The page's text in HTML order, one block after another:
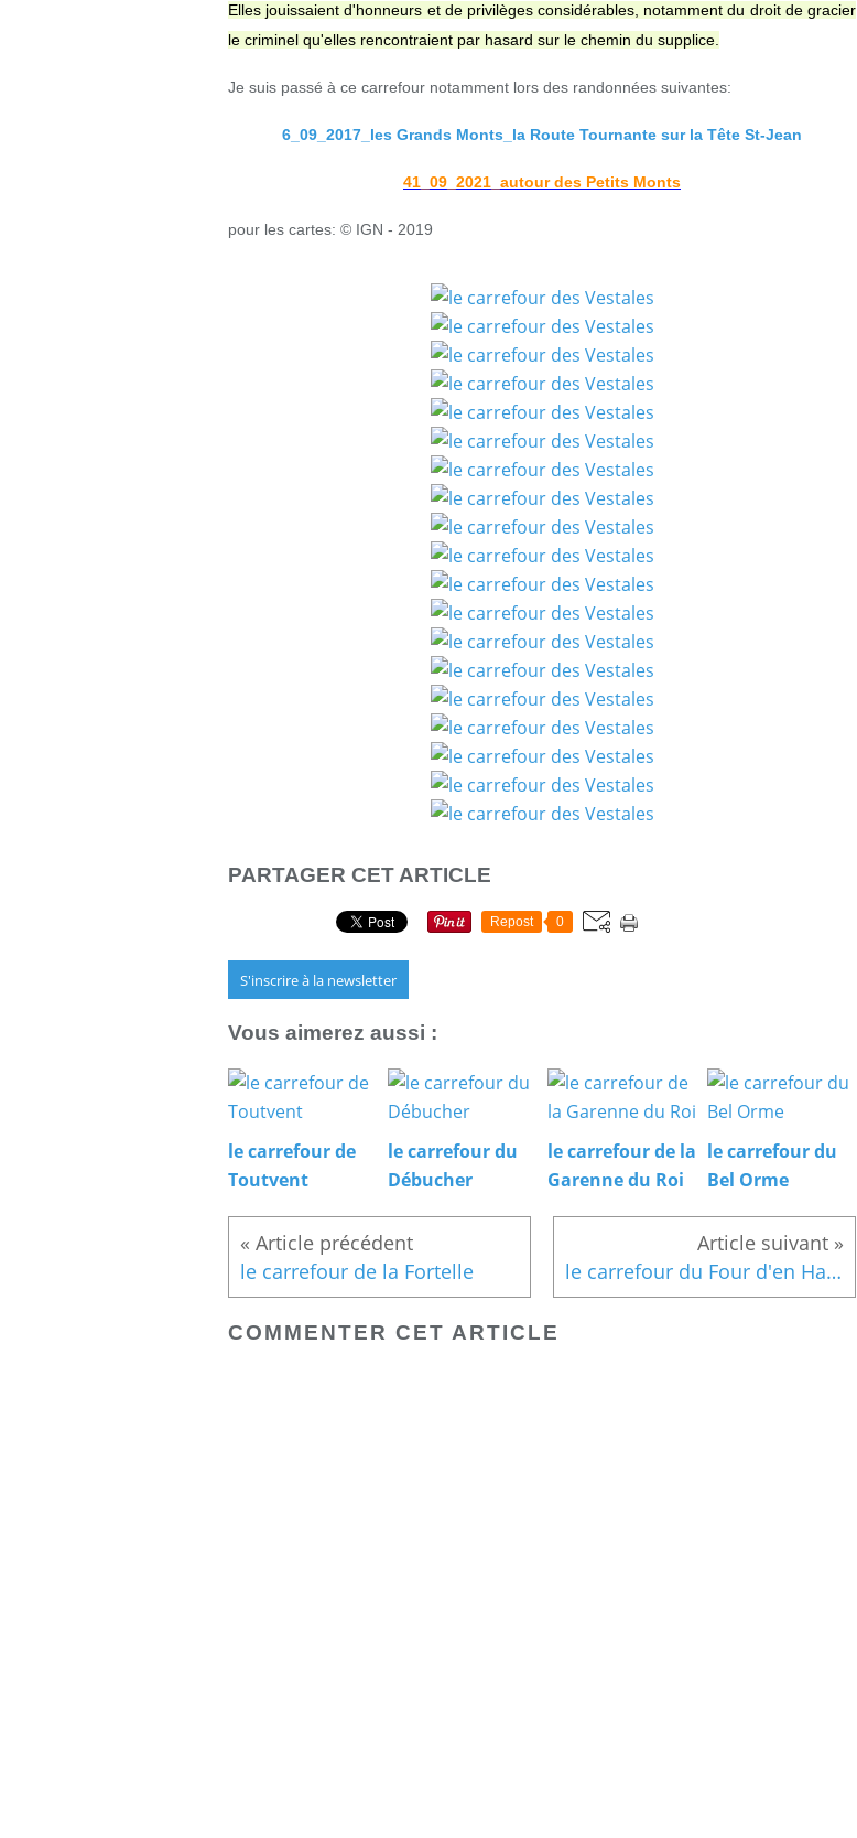
Elles jouissaient d'honneurs et de privilèges considérables, notamment du droit de gracier
le criminel qu'elles rencontraient par hasard sur le chemin du supplice.
Je suis passé à ce carrefour notamment lors des randonnées suivantes:
6_09_2017_les Grands Monts_la Route Tournante sur la Tête St-Jean
41_09_2021_autour des Petits Monts
pour les cartes: © IGN - 2019
PARTAGER CET ARTICLE
Repost 0
S'inscrire à la newsletter
Vous aimerez aussi :
le carrefour de
Toutvent
le carrefour du
Débucher
le carrefour de la
Garenne du Roi
le carrefour du
Bel Orme
le carrefour de la Fortelle le carrefour du Four d'en Haut
COMMENTER CET ARTICLE